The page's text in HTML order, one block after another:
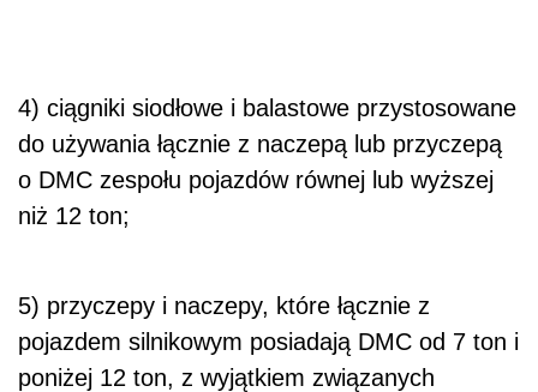
4) ciągniki siodłowe i balastowe przystosowane
do używania łącznie z naczepą lub przyczepą
o DMC zespołu pojazdów równej lub wyższej
niż 12 ton;
5) przyczepy i naczepy, które łącznie z
pojazdem silnikowym posiadają DMC od 7 ton i
poniżej 12 ton, z wyjątkiem związanych